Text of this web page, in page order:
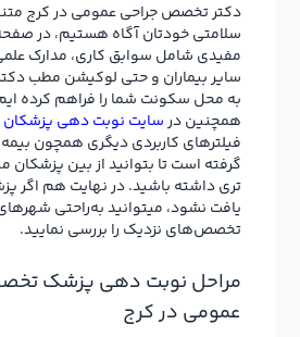
دکتر تخصص جراحی عمومی در کرج
سلامتی خودتان آگاه هستیم، در
مفیدی شامل سوابق کاری، مدارک علمی
سایر بیماران و حتی لوکیشن مطب
به محل سکونت شما را فراهم کرده
همچنین درسایت نوبت دهی پزشکان
فیلترهای کاربردی دیگری همچون
گرفته است تا بتوانید از بین
تری داشته باشید. در نهایت هم اگر
یافت نشود، میتوانید به‌راحتی
تخصص‌های نزدیک را بررسی نمایید.
مراحل نوبت دهی پزشک
عمومی در کرج